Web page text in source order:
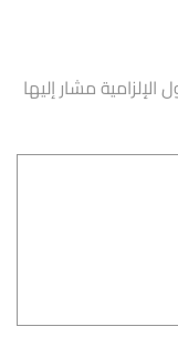
الإلزامية مشار إليها